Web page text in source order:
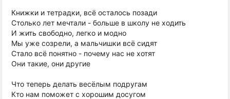
Книжки и тетрадки, всё осталось позади
Столько лет мечтали - больше в школу не ходить
И жить свободно, легко и модно
Мы уже созрели, а мальчишки всё сидят
Стало всё понятно - почему нас не хотят
Они такие, они другие
Что теперь делать весёлым подругам
Кто нам поможет с хорошим досугом